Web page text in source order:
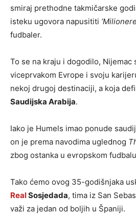
smiraj prethodne takmičarske
isteku ugovora napusititi
fudbaler.
To se na kraju i dogodilo, Nijemac
viceprvakom Evrope i svoju
nekoj drugoj destinaciji, a koja
Saudijska Arabija.
Iako je Humels imao ponude
on je prema navodima uglednog
zbog ostanka u evropskom
Tako ćemo ovog 35-godišnjaka
RealSosjedada, tima iz San
važi za jedan od boljih u Španiji.